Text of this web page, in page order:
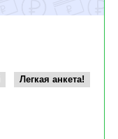
Легкая анкета!